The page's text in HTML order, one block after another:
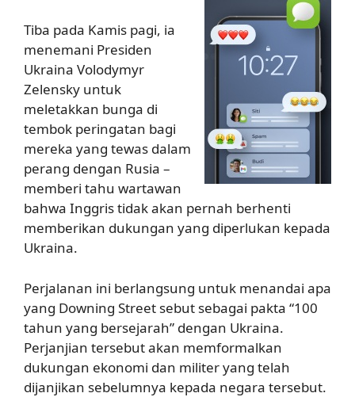
Tiba pada Kamis pagi, ia
menemani Presiden
Ukraina Volodymyr
Zelensky untuk
meletakkan bunga di
tembok peringatan bagi
mereka yang tewas dalam
perang dengan Rusia –
memberi tahu wartawan
bahwa Inggris tidak akan pernah berhenti
memberikan dukungan yang diperlukan kepada
Ukraina.
Perjalanan ini berlangsung untuk menandai apa
yang Downing Street sebut sebagai pakta “100
tahun yang bersejarah” dengan Ukraina.
Perjanjian tersebut akan memformalkan
dukungan ekonomi dan militer yang telah
dijanjikan sebelumnya kepada negara tersebut.